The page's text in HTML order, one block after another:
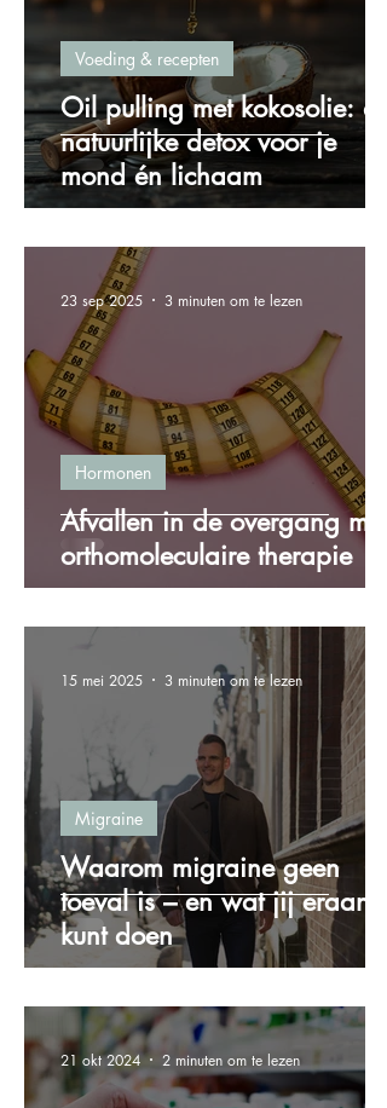
Oil pulling met kokosolie: de
natuurlijke detox voor je
mond én lichaam
Voeding & recepten
Afvallen in de overgang met
orthomoleculaire therapie
Hormonen
23 sep 2025 3 minuten om te lezen
Waarom migraine geen
toeval is – en wat jij eraan
kunt doen
Migraine
15 mei 2025 3 minuten om te lezen
21 okt 2024 2 minuten om te lezen